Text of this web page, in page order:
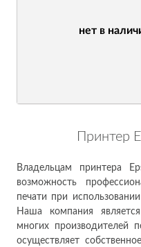
нет в
Принтер
Владельцам принтера
возможность
печати при
Наша компания
многих производителей
осуществляет